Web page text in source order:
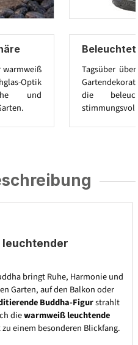
warmweiß
Optik
und
Tagsüber
die
leuchtender
bringt Ruhe, Harmonie und
Garten, auf den Balkon oder
Buddha-Figurstrahlt
diewarmweiß leuchtende
zu einem besonderen Blickfang.